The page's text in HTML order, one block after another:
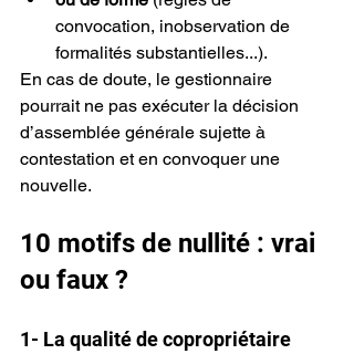
convocation, inobservation de
formalités substantielles...).
En cas de doute, le gestionnaire
pourrait ne pas exécuter la décision
d’assemblée générale sujette à
contestation et en convoquer une
nouvelle.
10 motifs de nullité : vrai
ou faux ?
1- La qualité de copropriétaire